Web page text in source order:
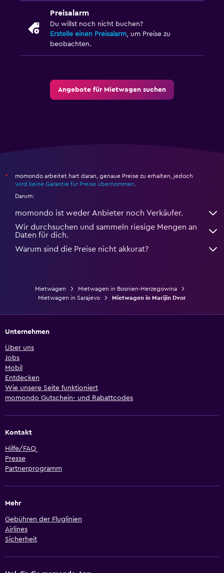
Preisalarm
Du willst noch nicht buchen?
Erstelle einen Preisalarm, um Preise zu
beobachten.
Angebote für Mietwagen suchen
*
momondo arbeitet hart daran, genaue Preise zu erhalten, jedoch
wird keine Garantie für Preise übernommen.
Darum:
momondo ist weder Anbieter noch Verkäufer.
Wir durchsuchen und sammeln riesige Mengen an
Daten für dich.
Warum sind die Preise nicht akkurat?
Mietwagen
Mietwagen in Bosnien-Herzegowina
Mietwagen in Sarajevo
Mietwagen in Marijin Dvor
Unternehmen
Über uns
Jobs
Mobil
Entdecken
Wie unsere Seite funktioniert
momondo Gutschein- und Rabattcodes
Kontakt
Hilfe/FAQ
Presse
Partnerprogramm
Mehr
Gebühren der Fluglinien
Airlines
Sicherheit